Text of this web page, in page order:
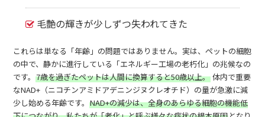
毛艶の輝きが少しずつ失われてきた
これらは単なる「年齢」の問題ではありません。実は、ペットの細胞
の中で、静かに進行している「エネルギー工場の老朽化」の兆候なの
です。7歳を過ぎたペットは人間に換算すると50歳以上。体内で重要
なNAD+（ニコチンアミドアデニンジヌクレオチド）の量が急激に減
少し始める年齢です。NAD+の減少は、全身のあらゆる細胞の機能低